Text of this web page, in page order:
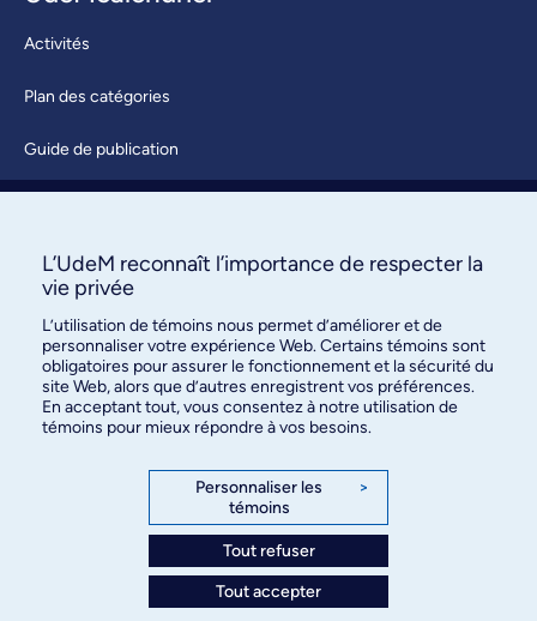
Activités
Plan des catégories
Guide de publication
À propos / Nous joindre
des relations publiques
3744, rue Jean-Brillant, bureau 490
Montréal (Québec) H3T 1P1
L’UdeM reconnaît l’importance de respecter la
vie privée
L’utilisation de témoins nous permet d’améliorer et de
personnaliser votre expérience Web. Certains témoins sont
obligatoires pour assurer le fonctionnement et la sécurité du
site Web, alors que d’autres enregistrent vos préférences.
En acceptant tout, vous consentez à notre utilisation de
témoins pour mieux répondre à vos besoins.
Personnaliser les
témoins
>
Tout refuser
Tout accepter